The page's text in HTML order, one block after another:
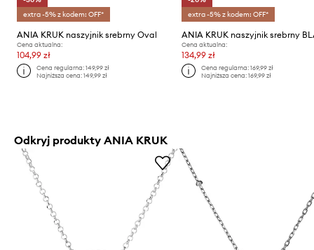
extra -5% z kodem: OFF*
ANIA KRUK naszyjnik srebrny Oval
Cena aktualna:
104,99 zł
Cena regularna:149,99 zł
Najniższa cena:149,99 zł
extra -5% z kodem: OFF*
ANIA KRUK naszyjnik srebrny
Cena aktualna:
134,99 zł
Cena regularna: 169,99 zł
Najniższa cena: 169,99 zł
Odkryj produkty ANIA KRUK